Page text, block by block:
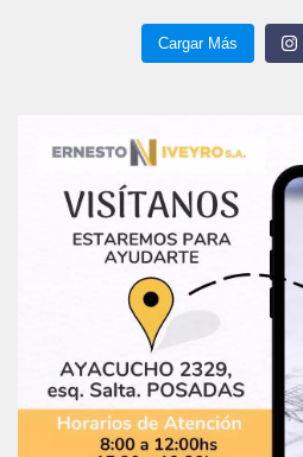
Cargar Más